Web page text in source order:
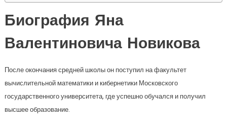
Биография Яна
Валентиновича Новикова
После окончания средней школы он поступил на факультет
вычислительной математики и кибернетики Московского
государственного университета, где успешно обучался и получил
высшее образование.